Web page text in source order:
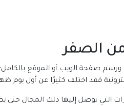
الصفر
صفحة الويب أو الموقع
فقد اختلف كثيرًا عن أول يوم
التي توصل إليها ذلك المجال حتى